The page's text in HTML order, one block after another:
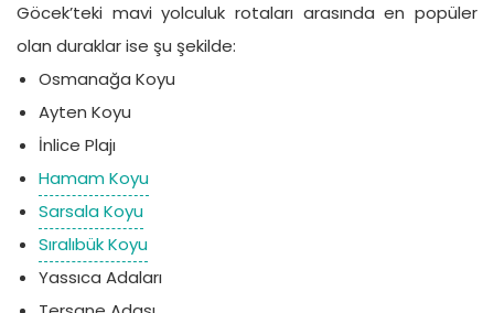
Göcek’teki mavi yolculuk rotaları arasında en popüler
olan duraklar ise şu şekilde:
Osmanağa Koyu
Ayten Koyu
İnlice Plajı
Hamam Koyu
Sarsala Koyu
Sıralıbük Koyu
Yassıca Adaları